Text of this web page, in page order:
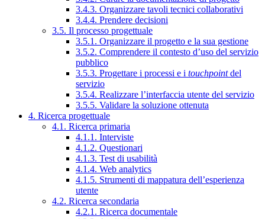
3.4.3. Organizzare tavoli tecnici collaborativi
3.4.4. Prendere decisioni
3.5. Il processo progettuale
3.5.1. Organizzare il progetto e la sua gestione
3.5.2. Comprendere il contesto d’uso del servizio
pubblico
3.5.3. Progettare i processi e i touchpointdel
servizio
3.5.4. Realizzare l’interfaccia utente del servizio
3.5.5. Validare la soluzione ottenuta
4. Ricerca progettuale
4.1. Ricerca primaria
4.1.1. Interviste
4.1.2. Questionari
4.1.3. Test di usabilità
4.1.4. Web analytics
4.1.5. Strumenti di mappatura dell’esperienza
utente
4.2. Ricerca secondaria
4.2.1. Ricerca documentale